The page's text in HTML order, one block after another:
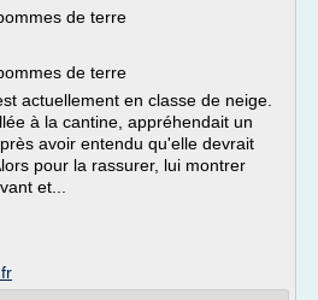
de terre
de terre
actuellement en classe de neige.
à la cantine, appréhendait un
avoir entendu qu'elle devrait
pour la rassurer, lui montrer
et...